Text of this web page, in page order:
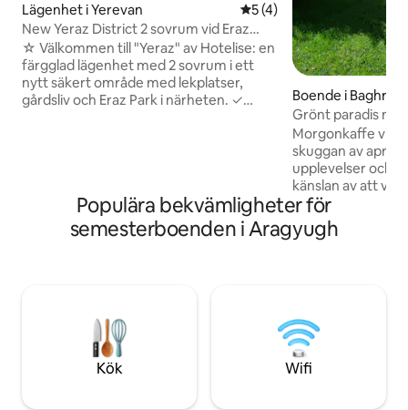
Lägenhet i Yerevan 5 av 5 i genomsnittligt
5 (4)
New Yeraz District 2 sovrum vid Eraz
Park med självincheckning
☆ Välkommen till "Yeraz" av Hotelise: en
färgglad lägenhet med 2 sovrum i ett
nytt säkert område med lekplatser,
gårdsliv och Eraz Park i närheten. ✓
✓ 3 luftkonditioneringsapparater ✓
Smart-tv ✓ Höghastighets WiFi ✓ Fullt
utrustat kök ✓ Diskmaskin ✓
Boende i
Grönt paradis
transfer och SIM
Morgonkaffe vid
skuggan av
upplevelser och
känslan av att
en känsla! Vårt paradis ligger i byn
Baghramyan, 20
Jerevan(med taxi
gratis transfer
och
lokalt nummer
Populära bekvämligheter för
semesterboenden i Aragyugh
Kök Wifi